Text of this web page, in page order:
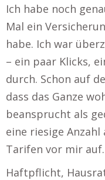
Ich habe noch
Mal ein
habe. Ich war
– ein paar Klicks,
durch. Schon auf
dass das Ganze
beansprucht als
eine riesige
Tarifen vor mir auf.
Haftpflicht,